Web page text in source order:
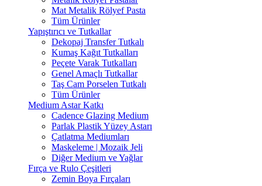
Mat Metalik Rölyef Pasta
Tüm Ürünler
Yapıştırıcı ve Tutkallar
Dekopaj Transfer Tutkalı
Kumaş Kağıt Tutkalları
Peçete Varak Tutkalları
Genel Amaçlı Tutkallar
Taş Cam Porselen Tutkalı
Tüm Ürünler
Medium Astar Katkı
Cadence Glazing Medium
Parlak Plastik Yüzey Astarı
Çatlatma Mediumları
Maskeleme | Mozaik Jeli
Diğer Medium ve Yağlar
Fırça ve Rulo Çeşitleri
Zemin Boya Fırçaları